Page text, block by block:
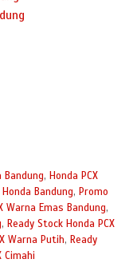
Bandung, Honda PCX
Bandung, Promo
Warna Emas Bandung,
, Ready Stock Honda PCX
Warna Putih, Ready
Cimahi